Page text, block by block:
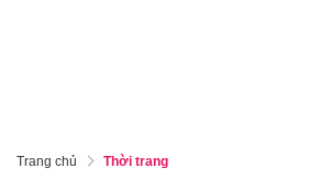
Trang chủ Thời trang